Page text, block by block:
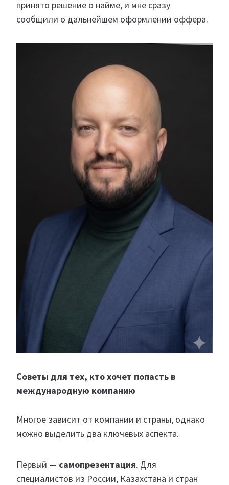
принято решение о найме, и мне сразу
сообщили о дальнейшем оформлении оффера.
Советы для тех, кто хочет попасть в
международную компанию
Многое зависит от компании и страны, однако
можно выделить два ключевых аспекта.
Первый — самопрезентация. Для
специалистов из России, Казахстана и стран